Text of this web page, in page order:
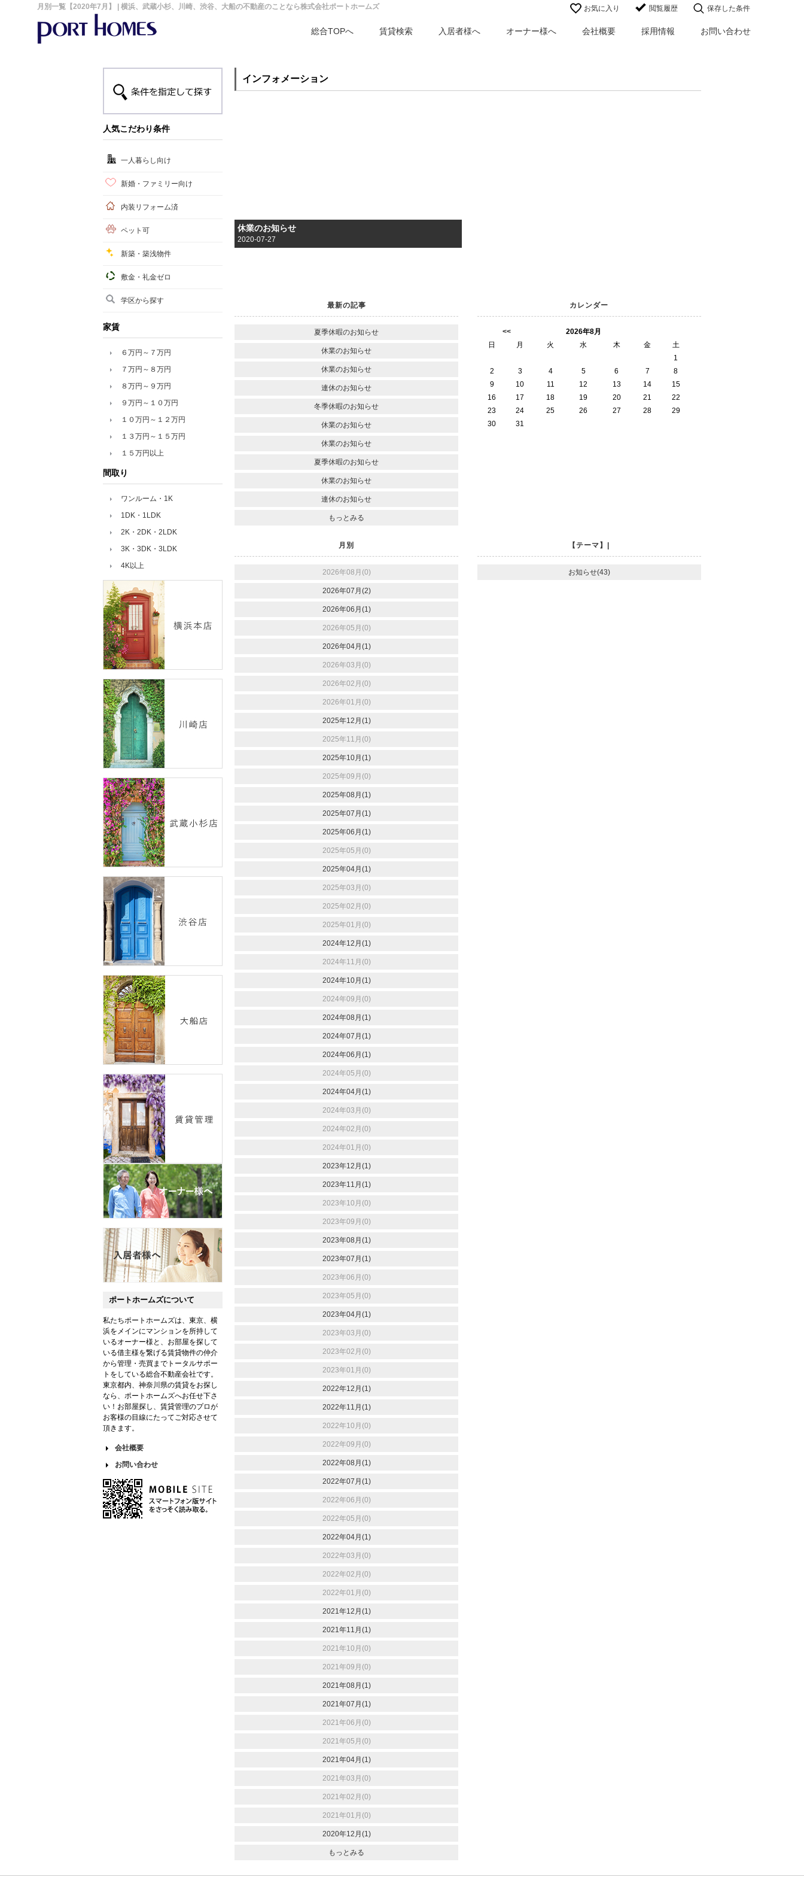
月別一覧【2020年7月】 | 横浜、武蔵小杉、川崎、渋谷、大船の不動産のことなら株式会社ポートホームズ お気に入り 閲覧履歴 保存した条件
総合TOPへ 賃貸検索 入居者様へ オーナー様へ 会社概要 採用情報 お問い合わせ
インフォメーション
休業のお知らせ
2020-07-27
最新の記事
夏季休暇のお知らせ
休業のお知らせ
休業のお知らせ
連休のお知らせ
冬季休暇のお知らせ
休業のお知らせ
休業のお知らせ
夏季休暇のお知らせ
休業のお知らせ
連休のお知らせ
もっとみる
カレンダー
<<
2026年8月
日
月 火 水 木 金
土
1
2
3 4 5 6 7
8
9
10 11 12 13 14
15
16
17 18 19 20 21
22
23
24 25 26 27 28
29
30
31
月別
2026年08月(0)
2026年07月(2)
2026年06月(1)
2026年05月(0)
2026年04月(1)
2026年03月(0)
2026年02月(0)
2026年01月(0)
2025年12月(1)
2025年11月(0)
2025年10月(1)
2025年09月(0)
2025年08月(1)
2025年07月(1)
2025年06月(1)
2025年05月(0)
2025年04月(1)
2025年03月(0)
2025年02月(0)
2025年01月(0)
2024年12月(1)
2024年11月(0)
2024年10月(1)
2024年09月(0)
2024年08月(1)
2024年07月(1)
2024年06月(1)
2024年05月(0)
2024年04月(1)
2024年03月(0)
2024年02月(0)
2024年01月(0)
2023年12月(1)
2023年11月(1)
2023年10月(0)
2023年09月(0)
2023年08月(1)
2023年07月(1)
2023年06月(0)
2023年05月(0)
2023年04月(1)
2023年03月(0)
2023年02月(0)
2023年01月(0)
2022年12月(1)
2022年11月(1)
2022年10月(0)
2022年09月(0)
2022年08月(1)
2022年07月(1)
2022年06月(0)
2022年05月(0)
2022年04月(1)
2022年03月(0)
2022年02月(0)
2022年01月(0)
2021年12月(1)
2021年11月(1)
2021年10月(0)
2021年09月(0)
2021年08月(1)
2021年07月(1)
2021年06月(0)
2021年05月(0)
2021年04月(1)
2021年03月(0)
2021年02月(0)
2021年01月(0)
2020年12月(1)
もっとみる
【テーマ】|
お知らせ(43)
人気こだわり条件
一人暮らし向け
新婚・ファミリー向け
内装リフォーム済
ペット可
新築・築浅物件
敷金・礼金ゼロ
学区から探す
家賃
６万円～７万円
７万円～８万円
８万円～９万円
９万円～１０万円
１０万円～１２万円
１３万円～１５万円
１５万円以上
間取り
ワンルーム・1K
1DK・1LDK
2K・2DK・2LDK
3K・3DK・3LDK
4K以上
ポートホームズについて
私たちポートホームズは、東京、横
浜をメインにマンションを所持して
いるオーナー様と、お部屋を探して
いる借主様を繋げる賃貸物件の仲介
から管理・売買までトータルサポー
トをしている総合不動産会社です。
東京都内、神奈川県の賃貸をお探し
なら、ポートホームズへお任せ下さ
い！お部屋探し、賃貸管理のプロが
お客様の目線にたってご対応させて
頂きます。
会社概要
お問い合わせ